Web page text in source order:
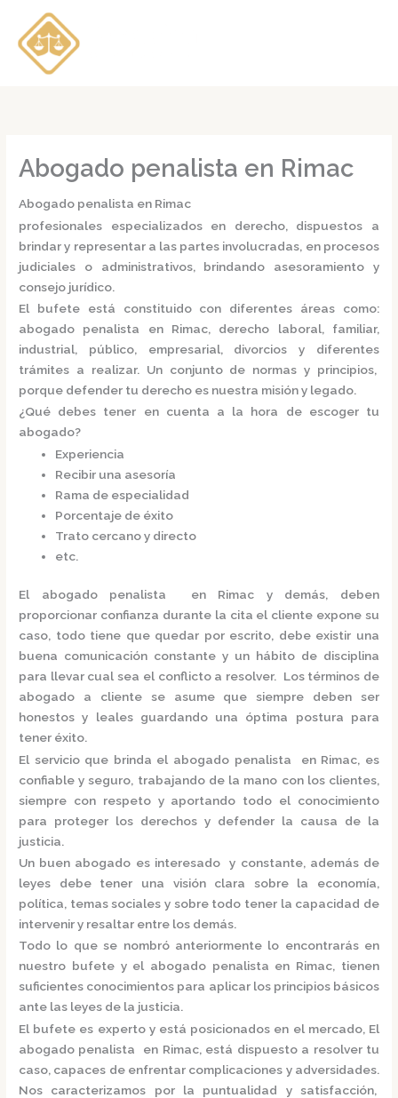
contenido
Abogado penalista en Rimac
Abogado penalista en Rimac
profesionales especializados en derecho, dispuestos a
brindar y representar a las partes involucradas, en procesos
judiciales o administrativos, brindando asesoramiento y
consejo jurídico.
El bufete está constituido con diferentes áreas como:
abogado penalista en Rimac,
derecho laboral, familiar,
industrial, público, empresarial, divorcios y diferentes
trámites a realizar. Un conjunto de normas y principios,
porque defender tu derecho es nuestra misión y legado.
¿Qué debes tener en cuenta a la hora de escoger tu
abogado?
Experiencia
Recibir una asesoría
Rama de especialidad
Porcentaje de éxito
Trato cercano y directo
etc.
El abogado penalista en Rimac y demás, deben
proporcionar confianza durante la cita el cliente expone su
caso, todo tiene que quedar por escrito, debe existir una
buena comunicación constante y un hábito de disciplina
para llevar cual sea el conflicto a resolver. Los términos de
abogado a cliente se asume que siempre deben ser
honestos y leales guardando una óptima postura para
tener éxito.
El servicio que brinda el abogado penalista en Rimac, es
confiable y seguro, trabajando de la mano con los clientes,
siempre con respeto y aportando todo el conocimiento
para proteger los derechos y defender la causa de la
justicia.
Un buen abogado es interesado y constante, además de
leyes debe tener una visión clara sobre la economía,
política, temas sociales y sobre todo tener la capacidad de
intervenir y resaltar entre los demás.
Todo lo que se nombró anteriormente lo encontrarás en
nuestro bufete y el abogado penalista en Rimac, tienen
suficientes conocimientos para aplicar los principios básicos
ante las leyes de la justicia.
El bufete es experto y está posicionados en el mercado, El
abogado penalista en Rimac, está dispuesto a resolver tu
caso, capaces de enfrentar complicaciones y adversidades.
Nos caracterizamos por la puntualidad y satisfacción,